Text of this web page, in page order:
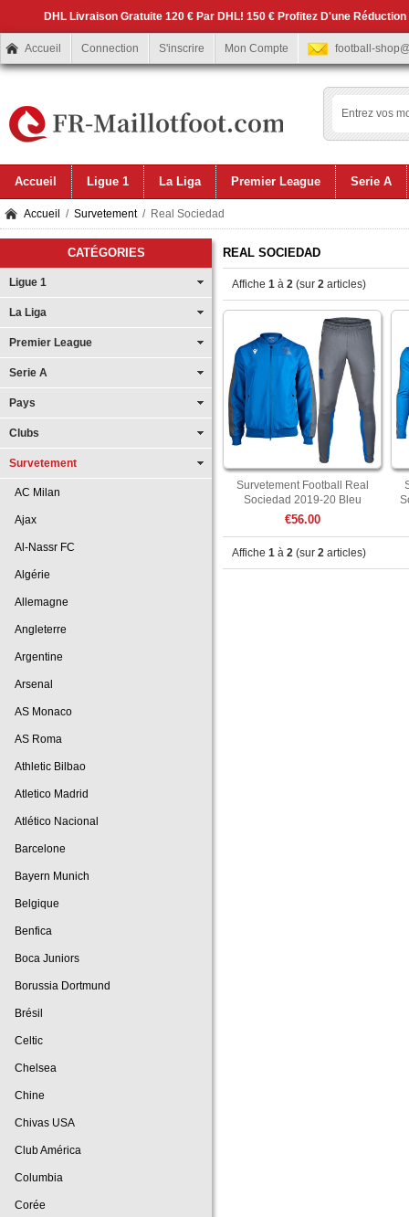
DHL Livraison Gratuite 120 € Par DHL! 150 € Profitez D'une
Accueil Connection S'inscrire Mon Compte football-
Accueil Ligue 1 La Liga Premier League Serie A
Accueil / Survetement/ Real Sociedad
CATÉGORIES
Ligue 1
La Liga
Premier League
Serie A
Pays
Clubs
Survetement
AC Milan
Ajax
Al-Nassr FC
Algérie
Allemagne
Angleterre
Argentine
Arsenal
AS Monaco
AS Roma
Athletic Bilbao
Atletico Madrid
Atlético Nacional
Barcelone
Bayern Munich
Belgique
Benfica
Boca Juniors
Borussia Dortmund
Brésil
Celtic
Chelsea
Chine
Chivas USA
Club América
Columbia
Corée
REAL SOCIEDAD
Affiche 1 à 2 (sur 2 articles)
Survetement Football Real
Sociedad 2019-20 Bleu
€56.00
Affiche 1 à 2 (sur 2 articles)